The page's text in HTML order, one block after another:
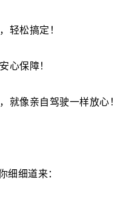
轻松搞定！
心保障！
就像亲自驾驶一样放心！
细细道来：